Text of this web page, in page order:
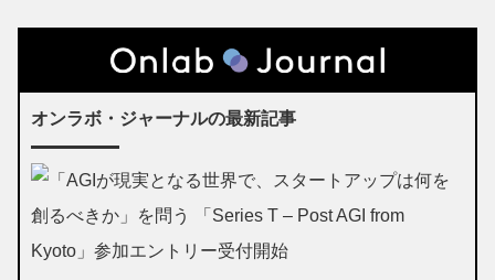
オンラボ・ジャーナルの最新記事